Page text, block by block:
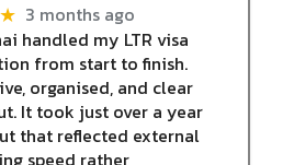
3 months ago
handled my LTR visa
from start to finish.
organised, and clear
It took just over a year
that reflected external
speed rather